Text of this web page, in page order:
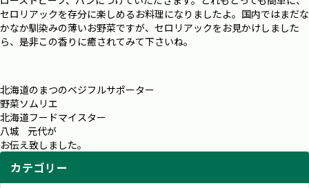
セロリアックを存分に楽しめるお料理になりましたよ。国内ではまだな
かなか馴染みの薄いお野菜ですが、セロリアックをお見かけしました
ら、是非この香りに癒されてみて下さいね。
北海道のまつのベジフルサポーター
野菜ソムリエ
北海道フードマイスター
八城 元代が
お伝え致しました。
カテゴリー